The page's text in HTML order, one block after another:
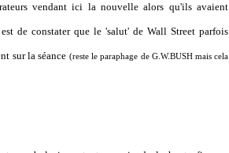
vendant ici la nouvelle alors qu'ils avaient
de constater que le 'salut' de Wall Street parfois
sur la séance (reste le paraphage de G.W.BUSH mais cela